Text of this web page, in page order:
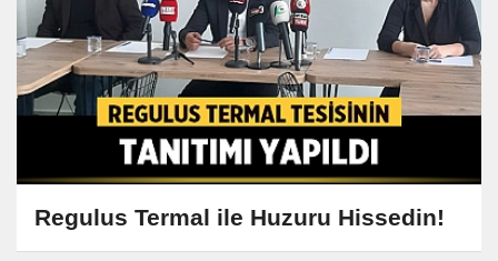
Regulus Termal ile Huzuru Hissedin!